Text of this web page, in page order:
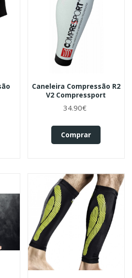
Caneleira Compressão R2
V2 Compressport
34.90€
Comprar